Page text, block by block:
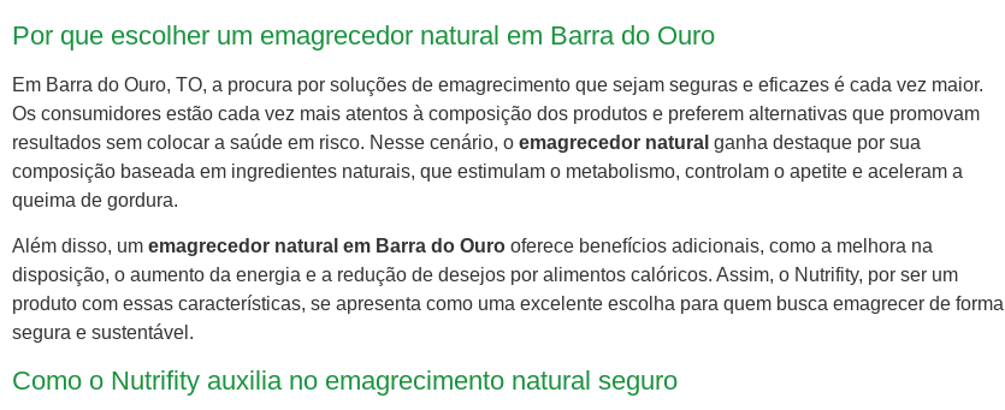
Por que escolher um emagrecedor natural em Barra do Ouro
Em Barra do Ouro, TO, a procura por soluções de emagrecimento que sejam seguras e eficazes é cada vez maior.
Os consumidores estão cada vez mais atentos à composição dos produtos e preferem alternativas que promovam
resultados sem colocar a saúde em risco. Nesse cenário, o emagrecedor natural ganha destaque por sua
composição baseada em ingredientes naturais, que estimulam o metabolismo, controlam o apetite e aceleram a
queima de gordura.
Além disso, um emagrecedor natural em Barra do Ouro oferece benefícios adicionais, como a melhora na
disposição, o aumento da energia e a redução de desejos por alimentos calóricos. Assim, o Nutrifity, por ser um
produto com essas características, se apresenta como uma excelente escolha para quem busca emagrecer de forma
segura e sustentável.
Como o Nutrifity auxilia no emagrecimento natural seguro